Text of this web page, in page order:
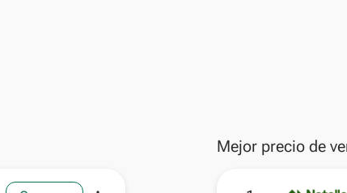
Mejor precio de